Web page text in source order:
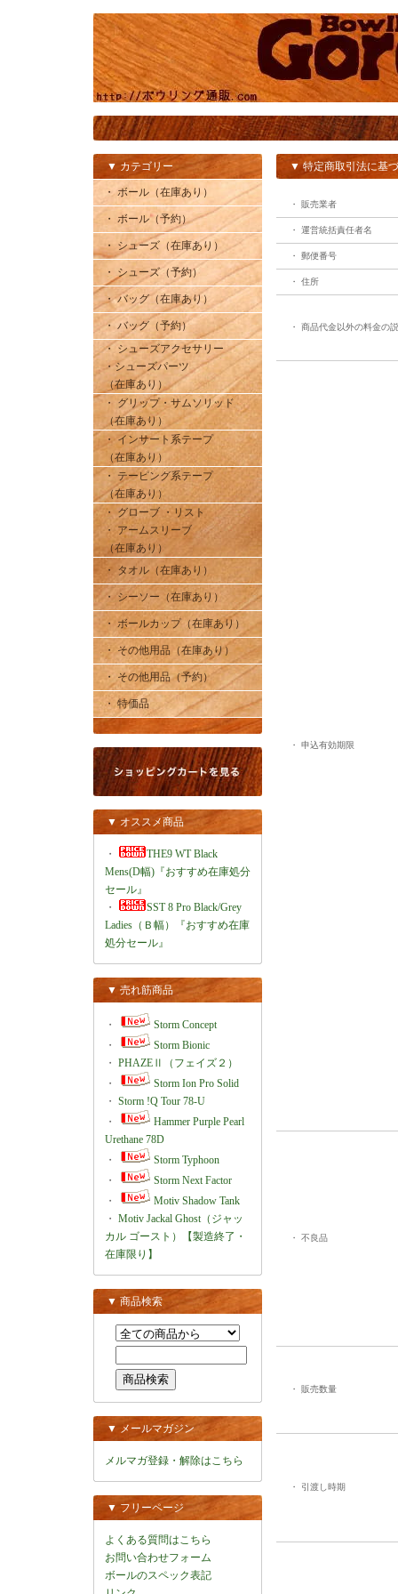
▼ カテゴリー
・ ボール（在庫あり）
・ ボール（予約）
・ シューズ（在庫あり）
・ シューズ（予約）
・ バッグ（在庫あり）
・ バッグ（予約）
・ シューズアクセサリー
・シューズパーツ
（在庫あり）
・ グリップ・サムソリッド
（在庫あり）
・ インサート系テープ
（在庫あり）
・ テーピング系テープ
（在庫あり）
・ グローブ ・リスト
・ アームスリーブ
（在庫あり）
・ タオル（在庫あり）
・ シーソー（在庫あり）
・ ボールカップ（在庫あり）
・ その他用品（在庫あり）
・ その他用品（予約）
・ 特価品
▼ オススメ商品
・
THE9 WT Black
Mens(D幅)『おすすめ在庫処分
セール』
・
SST 8 Pro Black/Grey
Ladies（Ｂ幅）『おすすめ在庫
処分セール』
▼ 売れ筋商品
・
Storm Concept
・
Storm Bionic
・ PHAZEⅡ（フェイズ２）
・
Storm Ion Pro Solid
・ Storm !Q Tour 78-U
・
Hammer Purple Pearl
Urethane 78D
・
Storm Typhoon
・
Storm Next Factor
・
Motiv Shadow Tank
・ Motiv Jackal Ghost（ジャッ
カル ゴースト）【製造終了・
在庫限り】
▼ 商品検索
▼ メールマガジン
メルマガ登録・解除はこちら
▼ フリーページ
よくある質問はこちら
お問い合わせフォーム
ボールのスペック表記
▼ 特定商取引法に基
・ 販売業者
・ 運営統括責任者名
・ 郵便番号
・ 住所
・ 商品代金以外の料金の
・ 申込有効期限
・ 不良品
・ 販売数量
・ 引渡し時期